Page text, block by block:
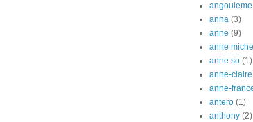
angouleme
anna (3)
anne (9)
anne michel
anne so (1)
anne-claire
anne-
antero (1)
anthony (2)